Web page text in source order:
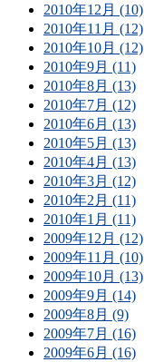
2010年12月 (10)
2010年11月 (12)
2010年10月 (12)
2010年9月 (11)
2010年8月 (13)
2010年7月 (12)
2010年6月 (13)
2010年5月 (13)
2010年4月 (13)
2010年3月 (12)
2010年2月 (11)
2010年1月 (11)
2009年12月 (12)
2009年11月 (10)
2009年10月 (13)
2009年9月 (14)
2009年8月 (9)
2009年7月 (16)
2009年6月 (16)